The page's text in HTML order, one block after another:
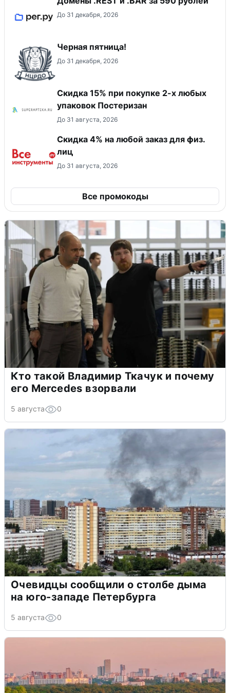
До 31 декабря, 2026
Черная пятница!
До 31 декабря, 2026
Скидка 15% при покупке 2-х любых
упаковок Постеризан
До 31 августа, 2026
Скидка 4% на любой заказ для физ.
лиц
До 31 августа, 2026
Все промокоды
Кто такой Владимир Ткачук и почему
его Mercedes взорвали
5 августа 0
Очевидцы сообщили о столбе дыма
на юго-западе Петербурга
5 августа 0